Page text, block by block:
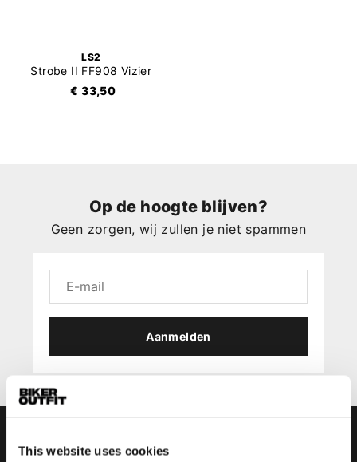
This website uses cookies
LS2
Strobe II FF908 Vizier
€ 33,50
Op de hoogte blijven?
Geen zorgen, wij zullen je niet spammen
Aanmelden